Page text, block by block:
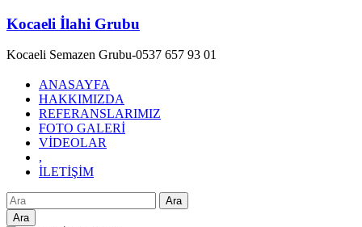
Skip
content
Kocaeli İlahi Grubu
Kocaeli Semazen Grubu-0537 657 93 01
ANASAYFA
HAKKIMIZDA
REFERANSLARIMIZ
FOTO GALERİ
VİDEOLAR
,
İLETİŞİM
Ara